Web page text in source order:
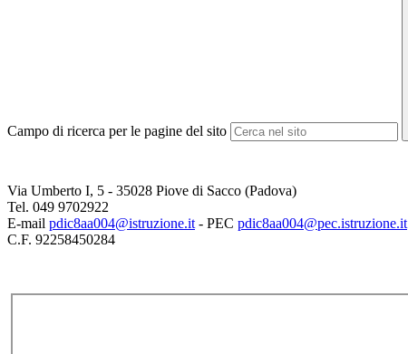
Campo di ricerca per le pagine del sito
Via Umberto I, 5 - 35028 Piove di Sacco (Padova)
Tel. 049 9702922
E-mail pdic8aa004@istruzione.it - PEC pdic8aa004@pec.istruzione.it
C.F. 92258450284